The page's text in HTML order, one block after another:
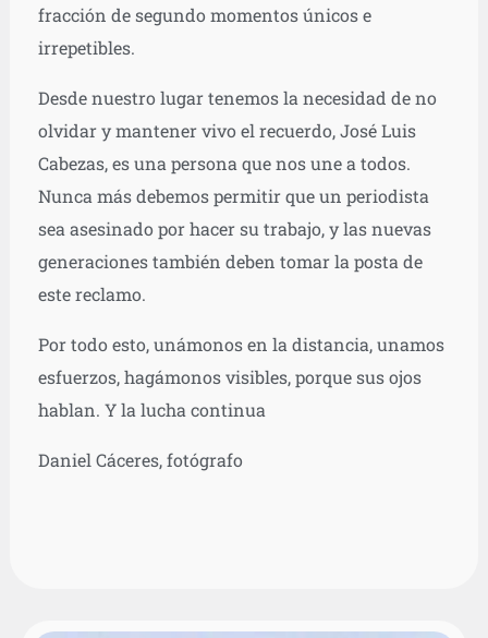
fracción de segundo momentos únicos e
irrepetibles.
Desde nuestro lugar tenemos la necesidad de no
olvidar y mantener vivo el recuerdo, José Luis
Cabezas, es una persona que nos une a todos.
Nunca más debemos permitir que un periodista
sea asesinado por hacer su trabajo, y las nuevas
generaciones también deben tomar la posta de
este reclamo.
Por todo esto, unámonos en la distancia, unamos
esfuerzos, hagámonos visibles, porque sus ojos
hablan. Y la lucha continua
Daniel Cáceres, fotógrafo